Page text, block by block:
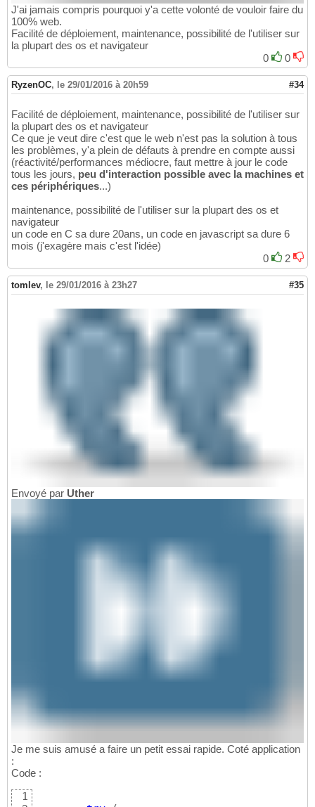
J'ai jamais compris pourquoi y'a cette volonté de vouloir faire du
100% web.
Facilité de déploiement, maintenance, possibilité de l'utiliser sur
la plupart des os et navigateur
0
0
RyzenOC, le 29/01/2016 à 20h59 #34
Facilité de déploiement, maintenance, possibilité de l'utiliser sur
la plupart des os et navigateur
Ce que je veut dire c'est que le web n'est pas la solution à tous
les problèmes, y'a plein de défauts à prendre en compte aussi
(réactivité/performances médiocre, faut mettre à jour le code
tous les jours, peu d'interaction possible avec la machines et
ces périphériques...)
maintenance, possibilité de l'utiliser sur la plupart des os et
navigateur
un code en C sa dure 20ans, un code en javascript sa dure 6
mois (j'exagère mais c'est l'idée)
0
2
tomlev, le 29/01/2016 à 23h27 #35
Envoyé par Uther
Je me suis amusé a faire un petit essai rapide. Coté application
:
Code :
1